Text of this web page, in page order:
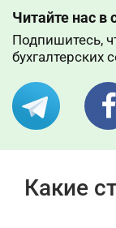
Читайте нас в
Подпишитесь,
бухгалтерских
Какие